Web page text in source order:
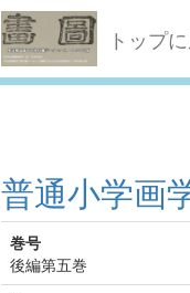
トップ
普通小学画
巻号
後編第五巻